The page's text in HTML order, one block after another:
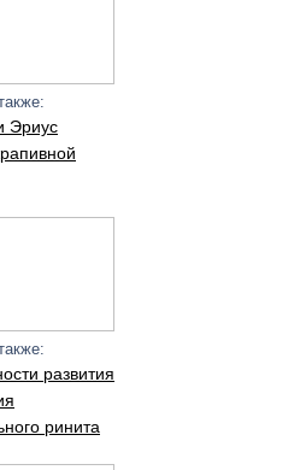
Эриус
развития
ринита